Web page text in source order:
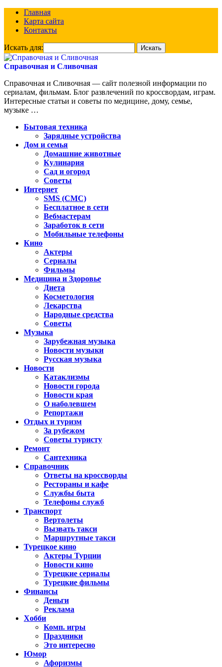
Главная
Карта сайта
Контакты
Искать для:
Справочная и Сливочная
Справочная и Сливочная — сайт полезной информации по
сериалам, фильмам. Блог развлечений по кроссвордам, играм.
Интересные статьи и советы по медицине, дому, семье,
музыке …
Бытовая техника
Зарядные устройства
Дом и семья
Домашние животные
Кулинария
Сад и огород
Советы
Интернет
SMS (СМС)
Бесплатное в сети
Вебмастерам
Заработок в сети
Мобильные телефоны
Кино
Актеры
Сериалы
Фильмы
Медицина и Здоровье
Диета
Косметология
Лекарства
Народные средства
Советы
Музыка
Зарубежная музыка
Новости музыки
Русская музыка
Новости
Катаклизмы
Новости города
Новости края
О наболевшем
Репортажи
Отдых и туризм
За рубежом
Советы туристу
Ремонт
Сантехника
Справочник
Ответы на кроссворды
Рестораны и кафе
Службы быта
Телефоны служб
Транспорт
Вертолеты
Вызвать такси
Маршрутные такси
Турецкое кино
Актеры Турции
Новости кино
Турецкие сериалы
Турецкие фильмы
Финансы
Деньги
Реклама
Хобби
Комп. игры
Праздники
Это интересно
Юмор
Афоризмы